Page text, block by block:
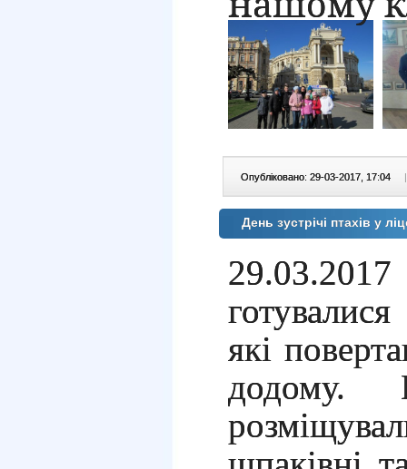
Опубліковано: 29-03-2017, 17:04 |
День зустрічі птахів у
які
додому.